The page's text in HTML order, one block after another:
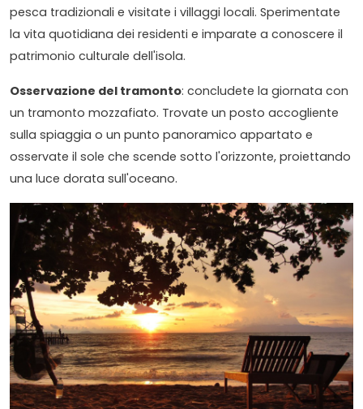
pesca tradizionali e visitate i villaggi locali. Sperimentate
la vita quotidiana dei residenti e imparate a conoscere il
patrimonio culturale dell'isola.
Osservazione del tramonto: concludete la giornata con
un tramonto mozzafiato. Trovate un posto accogliente
sulla spiaggia o un punto panoramico appartato e
osservate il sole che scende sotto l'orizzonte, proiettando
una luce dorata sull'oceano.